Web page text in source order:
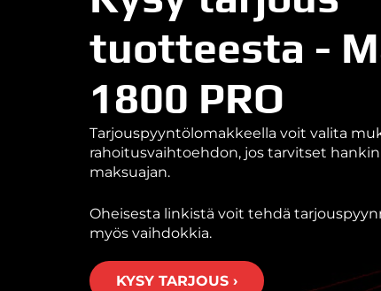
tuotteesta -
1800 PRO
Tarjouspyyntölomakkeella voit valita
rahoitusvaihtoehdon, jos tarvitset
maksuajan.
Oheisesta linkistä voit tehdä
myös vaihdokkia.
KYSY TARJOUS ›